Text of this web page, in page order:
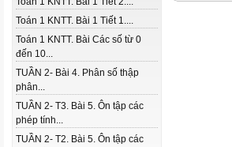
Toán 1 KNTT. Bài 1 Tiết 1....
Toán 1 KNTT. Bài Các số từ 0
đến 10...
TUẦN 2- Bài 4. Phân số thập
phân...
TUẦN 2- T3. Bài 5. Ôn tập các
phép tính...
TUẦN 2- T2. Bài 5. Ôn tập các